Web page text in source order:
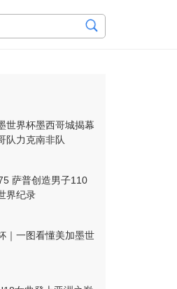
世界杯墨西哥城揭幕
队力克南非队
萨普创造男子110
界纪录
｜一图看懂美加墨世